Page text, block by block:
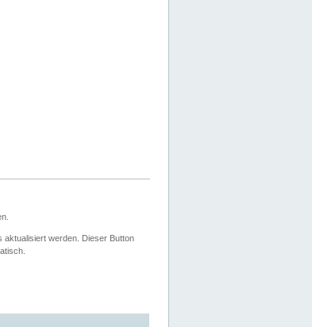
werden. Dieser Button